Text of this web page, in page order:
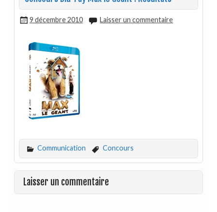
9 décembre 2010 Laisser un commentaire
Communication Concours
Laisser un commentaire